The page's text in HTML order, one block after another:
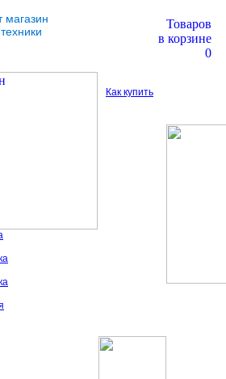
магазин
Товаров
в корзине
0
Как купить